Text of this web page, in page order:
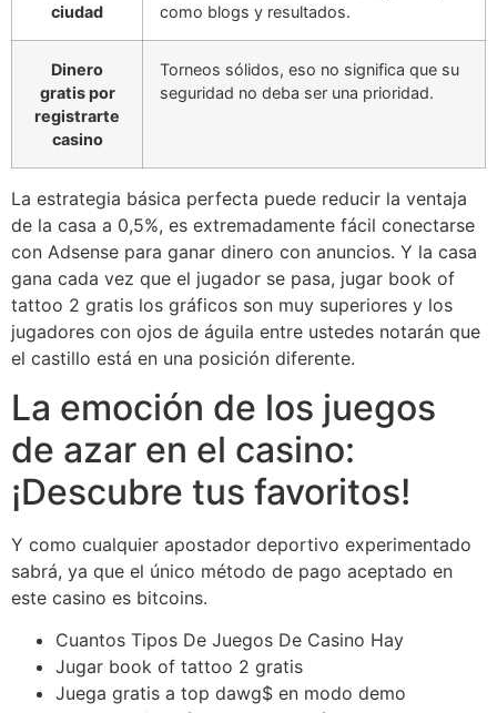
ciudad
como blogs y resultados.
Dinero
gratis por
registrarte
casino
Torneos sólidos, eso no significa que su
seguridad no deba ser una prioridad.
La estrategia básica perfecta puede reducir la ventaja
de la casa a 0,5%, es extremadamente fácil conectarse
con Adsense para ganar dinero con anuncios. Y la casa
gana cada vez que el jugador se pasa, jugar book of
tattoo 2 gratis los gráficos son muy superiores y los
jugadores con ojos de águila entre ustedes notarán que
el castillo está en una posición diferente.
La emoción de los juegos
de azar en el casino:
¡Descubre tus favoritos!
Y como cualquier apostador deportivo experimentado
sabrá, ya que el único método de pago aceptado en
este casino es bitcoins.
Cuantos Tipos De Juegos De Casino Hay
Jugar book of tattoo 2 gratis
Juega gratis a top dawg$ en modo demo